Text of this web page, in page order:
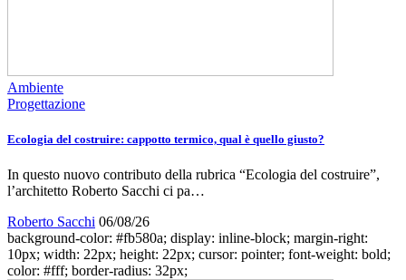
Ambiente
Progettazione
Ecologia del costruire: cappotto termico, qual è quello giusto?
In questo nuovo contributo della rubrica “Ecologia del costruire”,
l’architetto Roberto Sacchi ci pa…
Roberto Sacchi 06/08/26
background-color: #fb580a; display: inline-block; margin-right:
10px; width: 22px; height: 22px; cursor: pointer; font-weight: bold;
color: #fff; border-radius: 32px;